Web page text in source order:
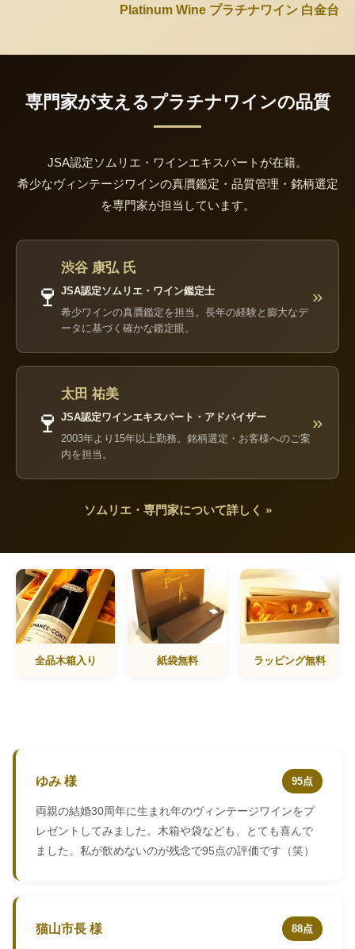
Platinum Wine プラチナワイン 白金台
専門家が支えるプラチナワインの品質
JSA認定ソムリエ・ワインエキスパートが在籍。
希少なヴィンテージワインの真贋鑑定・品質管理・銘柄選定
を専門家が担当しています。
🍷
渋谷 康弘 氏
JSA認定ソムリエ・ワイン鑑定士
希少ワインの真贋鑑定を担当。長年の経験と膨大なデ
ータに基づく確かな鑑定眼。
»
🍷
太田 祐美
JSA認定ワインエキスパート・アドバイザー
2003年より15年以上勤務。銘柄選定・お客様へのご案
内を担当。
»
ソムリエ・専門家について詳しく »
全品木箱入り 紙袋無料 ラッピング無料
ゆみ 様 95点
両親の結婚30周年に生まれ年のヴィンテージワインをプ
レゼントしてみました。木箱や袋なども、とても喜んで
ました。私が飲めないのが残念で95点の評価です（笑）
猫山市長 様 88点